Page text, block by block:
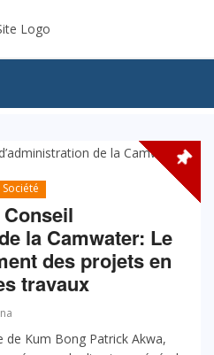
Société
la Camwater: Le
des projets en
travaux
de Kum Bong Patrick Akwa,